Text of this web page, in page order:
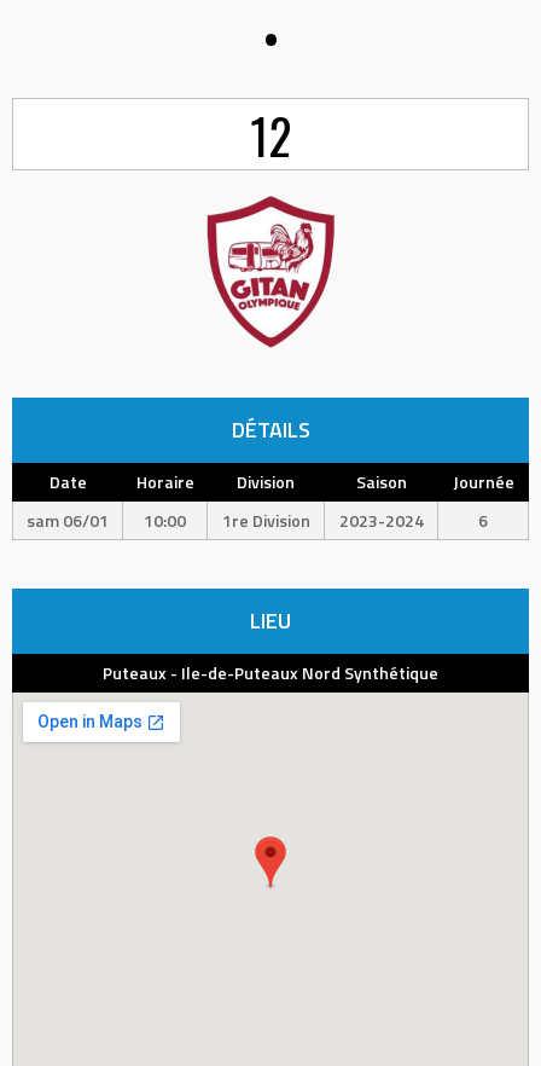
•
12
DÉTAILS
Date Horaire Division Saison
Journée
sam 06/01
10:00 1re Division 2023-2024 6
LIEU
Puteaux - Ile-de-Puteaux Nord Synthétique